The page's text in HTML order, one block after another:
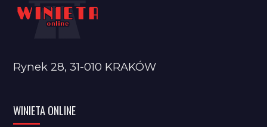
Rynek 28, 31-010 KRAKÓW
WINIETA ONLINE